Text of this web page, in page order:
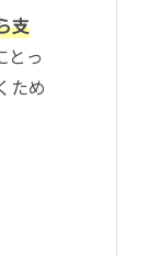
支
とっ
ため